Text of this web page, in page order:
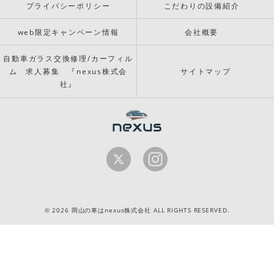
プライバシーポリシー こだわりの設備紹介
web限定キャンペーン情報 会社概要
自動車ガラス交換修理/カーフィル
ム 求人募集 『nexus株式会
社』
サイトマップ
© 2026 岡山の車はnexus株式会社 ALL RIGHTS RESERVED.